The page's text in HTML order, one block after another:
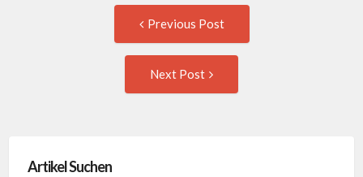
navigation
Previous Post
Next Post
Artikel Suchen